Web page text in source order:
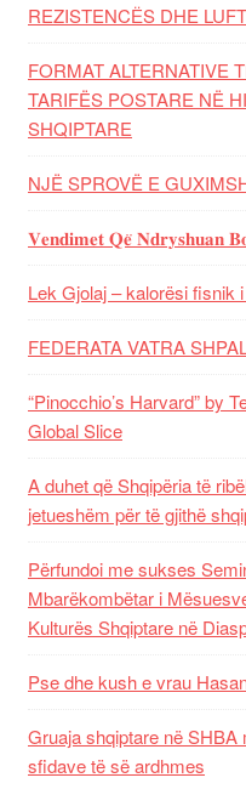
REZISTENCЁS DHE
FORMAT ALTERNATIVE
TARIFËS POSTARE NË
SHQIPTARE
NJË SPROVË E
𝐕𝐞𝐧𝐝𝐢𝐦𝐞𝐭 𝐐𝐞̈ 𝐍𝐝𝐫𝐲𝐬𝐡𝐮𝐚𝐧
Lek Gjolaj – kalorësi fisnik
FEDERATA VATRA
“Pinocchio’s Harvard” by
Global Slice
A duhet që Shqipëria të
jetueshëm për të gjithë
Përfundoi me sukses
Mbarëkombëtar i
Kulturës Shqiptare në
Pse dhe kush e vrau
Gruaja shqiptare në
sfidave të së ardhmes